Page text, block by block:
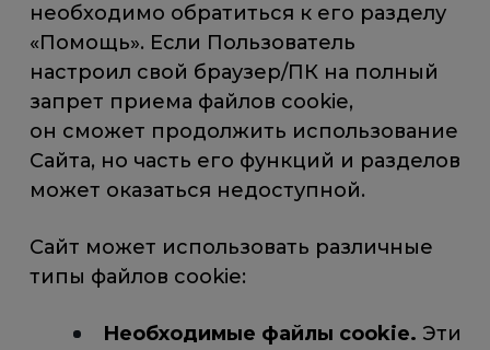
необходимо обратиться к его разделу
«Помощь». Если Пользователь
настроил свой браузер/ПК на полный
запрет приема файлов cookie,
он сможет продолжить использование
Сайта, но часть его функций и разделов
может оказаться недоступной.
Сайт может использовать различные
типы файлов cookie:
Необходимые файлы cookie. Эти